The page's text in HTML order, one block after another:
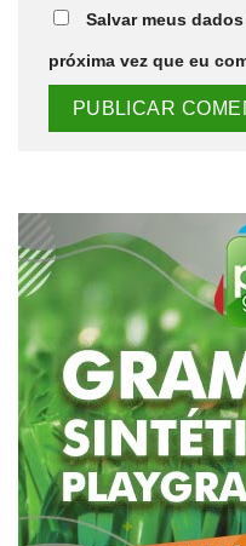
Salvar meus
próxima vez que eu